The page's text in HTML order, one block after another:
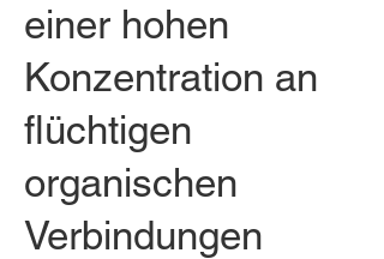
einer hohen
Konzentration an
flüchtigen
organischen
Verbindungen